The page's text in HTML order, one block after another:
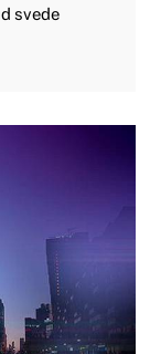
svede